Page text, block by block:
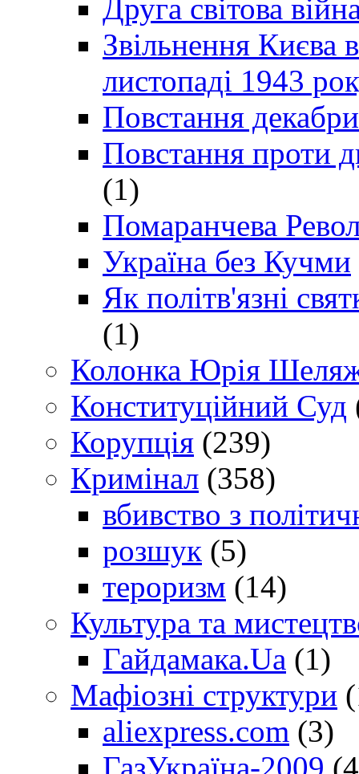
Друга світова
Звільнення Києва
листопаді 1943
Повстання
Повстання проти
(1)
Помаранчева
Україна без Кучми
Як політв'язні
(1)
Колонка Юрія
Конституційний Суд
Корупція (239)
Кримінал (358)
вбивство з
розшук (5)
тероризм (14)
Культура та
Гайдамака.Ua (1)
Мафіозні структури
aliexpress.com (3)
ГазУкраїна-2009